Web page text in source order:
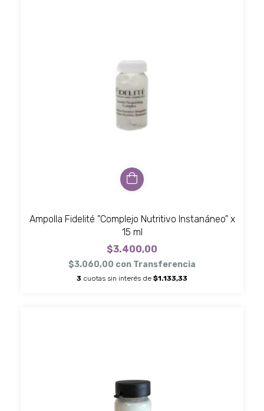
Ampolla Fidelité "Complejo Nutritivo Instanáneo" x
15 ml
$3.400,00
$3.060,00 con Transferencia
3 cuotas sin interés de $1.133,33